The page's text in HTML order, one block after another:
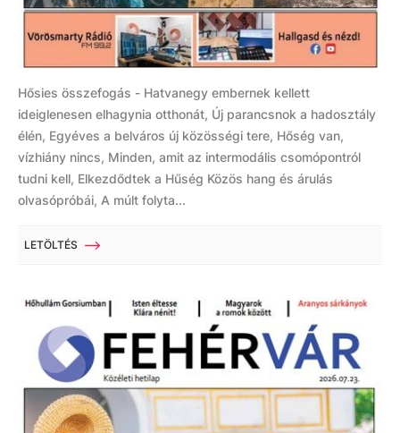
Hősies összefogás - Hatvanegy embernek kellett
ideiglenesen elhagynia otthonát, Új parancsnok a hadosztály
élén, Egyéves a belváros új közösségi tere, Hőség van,
vízhiány nincs, Minden, amit az intermodális csomópontról
tudni kell, Elkezdődtek a Hűség Közös hang és árulás
olvasópróbái, A múlt folyta...
LETÖLTÉS